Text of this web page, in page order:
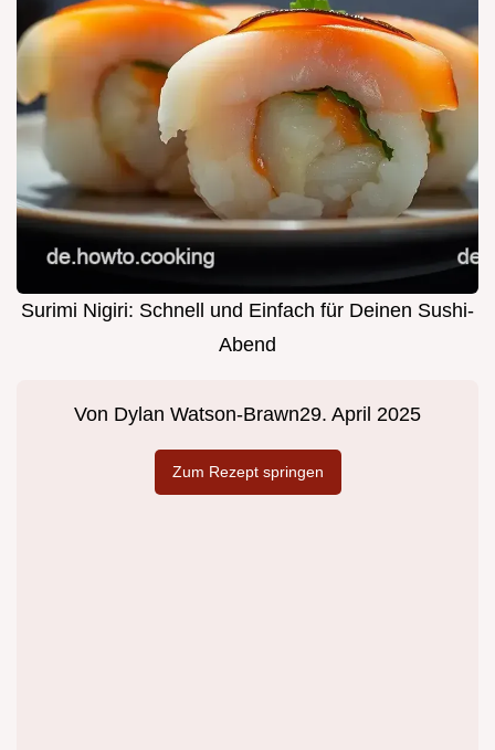
Surimi Nigiri: Schnell und Einfach für Deinen Sushi-
Abend
Von Dylan Watson-Brawn29. April 2025
Zum Rezept springen